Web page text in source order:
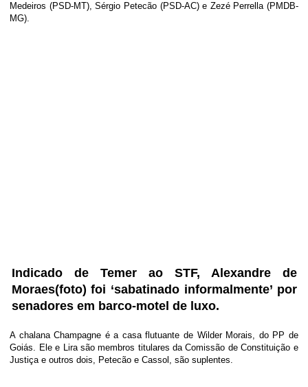
Medeiros (PSD-MT), Sérgio Petecão (PSD-AC) e Zezé Perrella (PMDB-
MG).
Indicado de Temer ao STF, Alexandre de
Moraes(foto) foi ‘sabatinado informalmente’ por
senadores em barco-motel de luxo.
A chalana Champagne é a casa flutuante de Wilder Morais, do PP de
Goiás. Ele e Lira são membros titulares da Comissão de Constituição e
Justiça e outros dois, Petecão e Cassol, são suplentes.